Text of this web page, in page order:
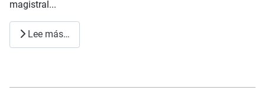
magistral...
Lee más…